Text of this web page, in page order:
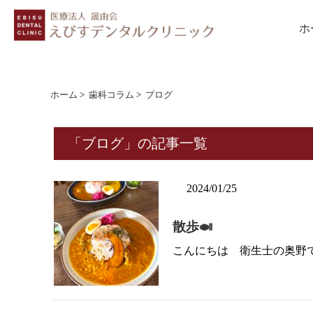
ホ
ホーム > 歯科コラム > ブログ
「ブログ」の記事一覧
2024/01/25
散歩🍛
こんにちは 衛生士の奥野